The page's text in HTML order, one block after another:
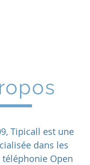
Tipicall est une
dans les
Open